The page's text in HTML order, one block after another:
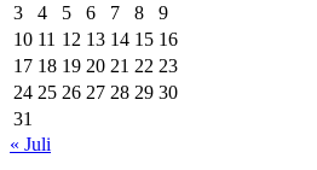
3
4 5 6 7 8
9
10 11 12 13 14 15 16
17 18 19 20 21 22 23
24 25 26 27 28 29 30
31
« Juli